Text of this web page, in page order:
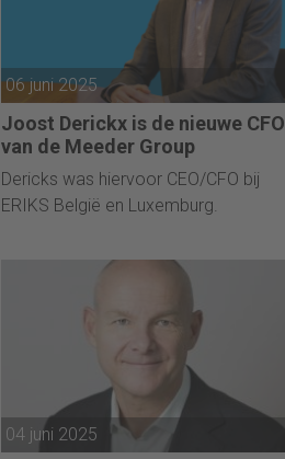
06 juni 2025
Joost Derickx is de nieuwe CFO
van de Meeder Group
Dericks was hiervoor CEO/CFO bij
ERIKS België en Luxemburg.
04 juni 2025